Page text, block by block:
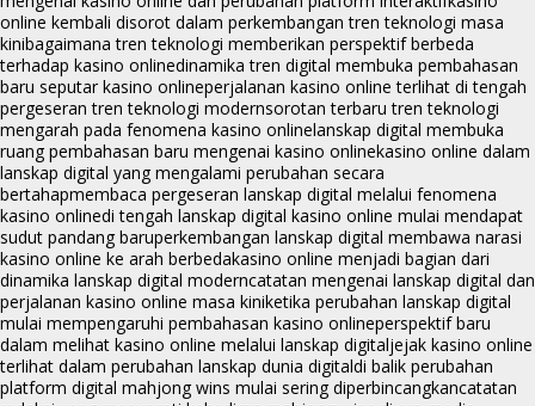
online kembali disorot dalam perkembangan tren teknologi masa
kinibagaimana tren teknologi memberikan perspektif berbeda
terhadap kasino onlinedinamika tren digital membuka pembahasan
baru seputar kasino onlineperjalanan kasino online terlihat di tengah
pergeseran tren teknologi modernsorotan terbaru tren teknologi
mengarah pada fenomena kasino onlinelanskap digital membuka
ruang pembahasan baru mengenai kasino onlinekasino online dalam
lanskap digital yang mengalami perubahan secara
bertahapmembaca pergeseran lanskap digital melalui fenomena
kasino onlinedi tengah lanskap digital kasino online mulai mendapat
sudut pandang baruperkembangan lanskap digital membawa narasi
kasino online ke arah berbedakasino online menjadi bagian dari
dinamika lanskap digital moderncatatan mengenai lanskap digital dan
perjalanan kasino online masa kiniketika perubahan lanskap digital
mulai mempengaruhi pembahasan kasino onlineperspektif baru
dalam melihat kasino online melalui lanskap digitaljejak kasino online
terlihat dalam perubahan lanskap dunia digitaldi balik perubahan
platform digital mahjong wins mulai sering diperbincangkancatatan